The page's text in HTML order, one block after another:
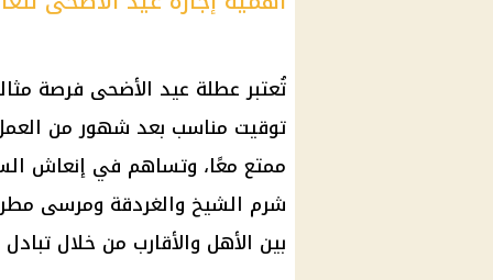
تُعتبر عطلة عيد الأضحى فرصة
توقيت مناسب بعد شهور من
ممتع معًا، وتساهم في إنعاش
شرم الشيخ والغردقة ومرسى
بين الأهل والأقارب من خلال تبادل